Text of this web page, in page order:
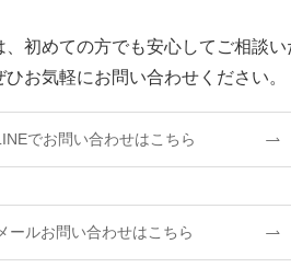
初めての方でも安心してご相談い
お気軽にお問い合わせください。
でお問い合わせはこちら
ールお問い合わせはこちら